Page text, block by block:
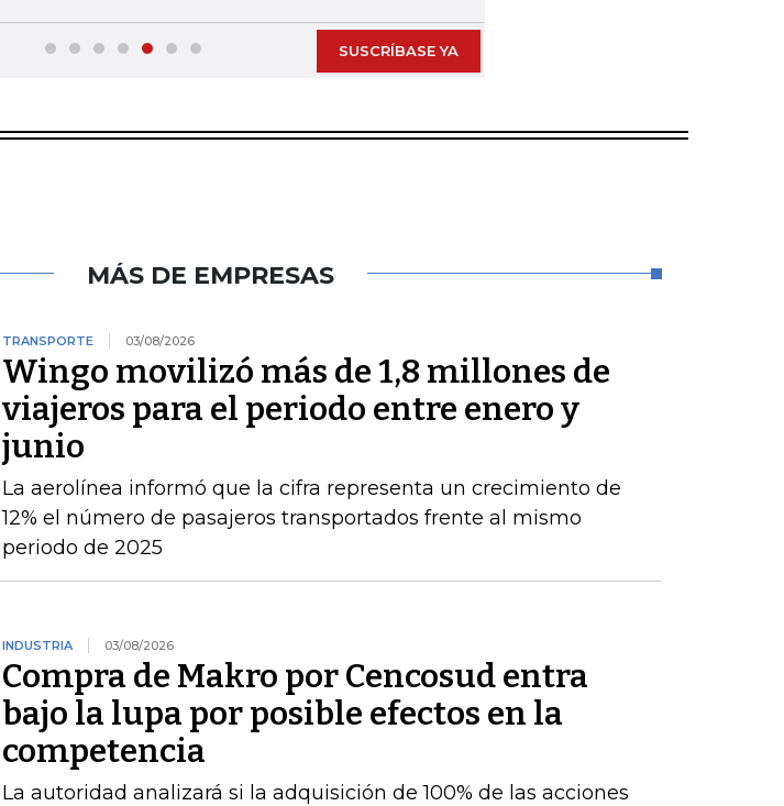
SUSCRÍBASE YA
MÁS DE EMPRESAS
TRANSPORTE 03/08/2026
Wingo movilizó más de 1,8 millones de
viajeros para el periodo entre enero y
junio
La aerolínea informó que la cifra representa un crecimiento de
12% el número de pasajeros transportados frente al mismo
periodo de 2025
INDUSTRIA 03/08/2026
Compra de Makro por Cencosud entra
bajo la lupa por posible efectos en la
competencia
La autoridad analizará si la adquisición de 100% de las acciones